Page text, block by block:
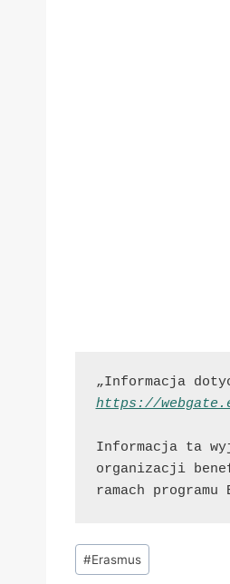
„Informacja
https://
Informacja ta
organizacji
ramach programu
Tagi
wpisu:
#Erasmus